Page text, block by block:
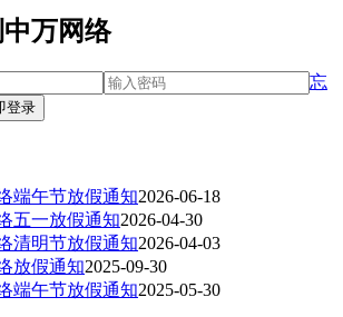
万网络
忘
端午节放假通知2026-06-18
五一放假通知2026-04-30
清明节放假通知2026-04-03
放假通知2025-09-30
端午节放假通知2025-05-30